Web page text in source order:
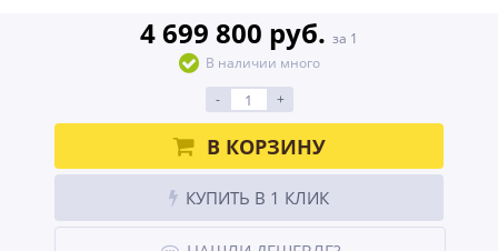
4 699 800 руб. за 1
В наличии много
-
+
В КОРЗИНУ
КУПИТЬ В 1 КЛИК